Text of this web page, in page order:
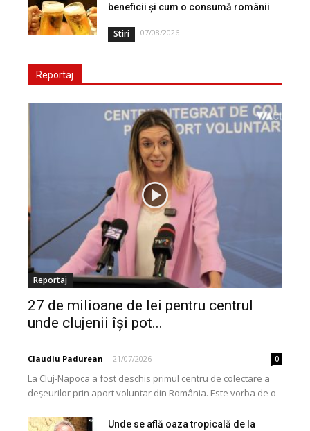
beneficii și cum o consumă românii
Stiri 07/08/2026
Reportaj
Reportaj
27 de milioane de lei pentru centrul
unde clujenii își pot...
Claudiu Padurean - 21/07/2026 0
La Cluj-Napoca a fost deschis primul centru de colectare a
deșeurilor prin aport voluntar din România. Este vorba de o
Unde se află oaza tropicală de la